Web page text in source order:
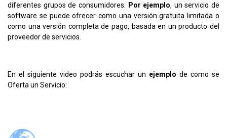
diferentes grupos de consumidores.
Por ejemplo, un servicio de
software se puede ofrecer como una versión gratuita limitada o
como una versión completa de pago, basada en un producto del
proveedor de servicios.
En el siguiente video podrás escuchar un ejemplo de como se
Oferta un Servicio: